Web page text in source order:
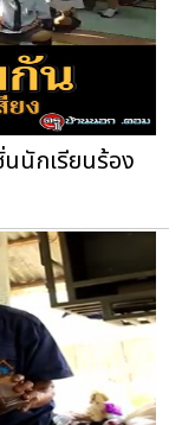
นนักเรียนร้อง